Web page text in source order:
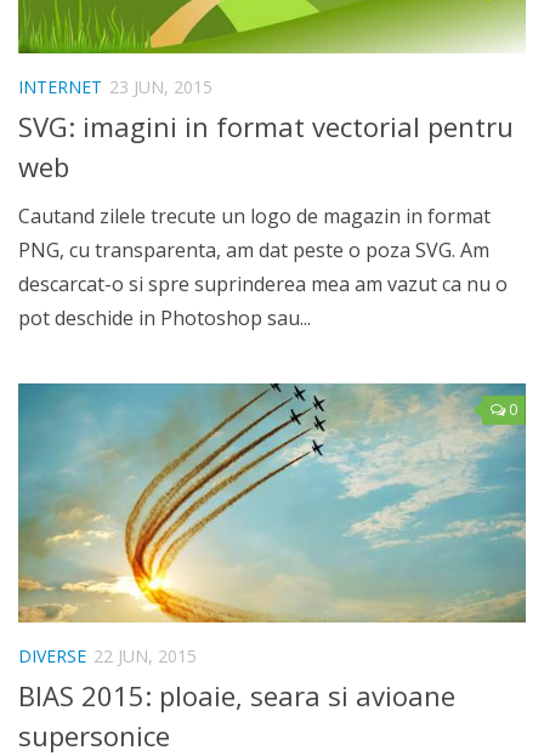
INTERNET 23 JUN, 2015
SVG: imagini in format vectorial pentru
web
Cautand zilele trecute un logo de magazin in format
PNG, cu transparenta, am dat peste o poza SVG. Am
descarcat-o si spre suprinderea mea am vazut ca nu o
pot deschide in Photoshop sau...
0
DIVERSE 22 JUN, 2015
BIAS 2015: ploaie, seara si avioane
supersonice